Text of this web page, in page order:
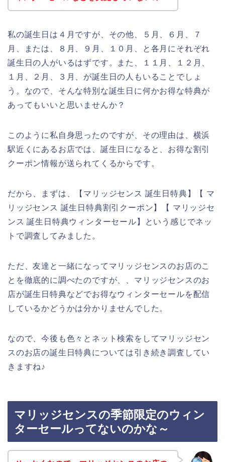
私の誕生日は４月ですが、その他、５月、６月、７
月、または、８月、９月、１０月、と各月にそれぞれ
誕生日の人がいるはずです。また、１１月、１２月、
１月、２月、３月、が誕生日の人もいることでしょ
う。なので、そんな特別な誕生日に何かお得な特典が
あってもいいと思いませんか？
このように私自身思ったのですが、その理由は、横浜
駅近くにあるお店では、誕生日になると、お得な割引
クーポン情報が送られてくるからです。
だから、まずは、【マリッジセンス 誕生日特典】【 マ
リッジセンス 誕生日特典割引クーポン】【 マリッジセ
ンス 誕生日特典ウィンターセール】という感じでネッ
トで調査してみました。
ただ、友達と一緒になってマリッジセンスのお店のこ
とを徹底的に調べたのですが、、マリッジセンスのお
店が誕生日特典などでお得なウィンターセールを配信
しているかどうかは分かりませんでした。
なので、今後も色々とネット検索をしてマリッジセン
スのお店の誕生日特典については引き続き調査してい
きますね♪
マリッジセンスの季節限定のウィン
ターセールってないのかな～